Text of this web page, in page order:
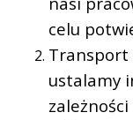
celu
Transport
ustalamy